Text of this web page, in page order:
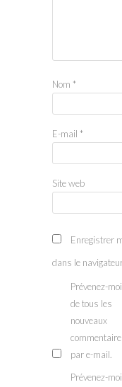
Nom *
E-mail *
Site web
Enregistrer
dans le
Prévenez-moi
de tous les
nouveaux
par e-mail.
Prévenez-moi